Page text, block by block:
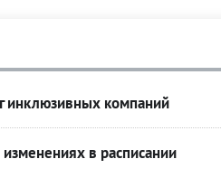
инклюзивных компаний
в расписании